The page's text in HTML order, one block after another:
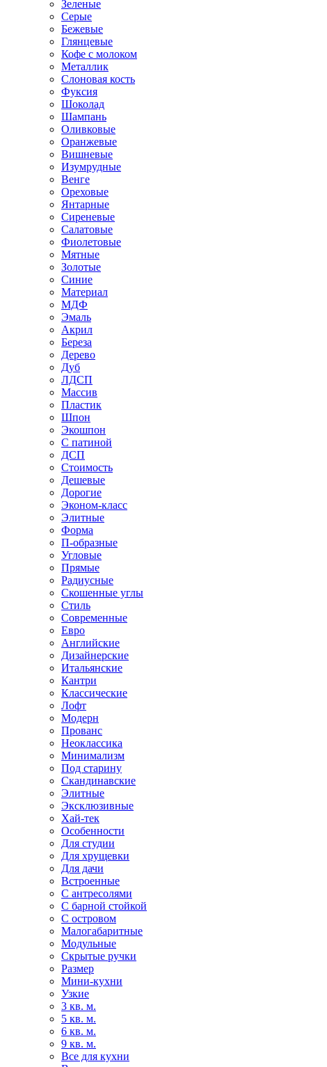
Зеленые
Серые
Бежевые
Глянцевые
Кофе с молоком
Металлик
Слоновая кость
Фуксия
Шоколад
Шампань
Оливковые
Оранжевые
Вишневые
Изумрудные
Венге
Ореховые
Янтарные
Сиреневые
Салатовые
Фиолетовые
Мятные
Золотые
Синие
Материал
МДФ
Эмаль
Акрил
Береза
Дерево
Дуб
ЛДСП
Массив
Пластик
Шпон
Экошпон
С патиной
ДСП
Стоимость
Дешевые
Дорогие
Эконом-класс
Элитные
Форма
П-образные
Угловые
Прямые
Радиусные
Скошенные углы
Стиль
Современные
Евро
Английские
Дизайнерские
Итальянские
Кантри
Классические
Лофт
Модерн
Прованс
Неоклассика
Минимализм
Под старину
Скандинавские
Элитные
Эксклюзивные
Хай-тек
Особенности
Для студии
Для хрущевки
Для дачи
Встроенные
С антресолями
С барной стойкой
С островом
Малогабаритные
Модульные
Скрытые ручки
Размер
Мини-кухни
Узкие
3 кв. м.
5 кв. м.
6 кв. м.
9 кв. м.
Все для кухни